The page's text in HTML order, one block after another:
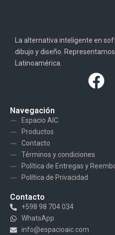
La alternativa inteligente en
dibujo y diseño.
Latinoamérica.
Navegación
Espacio AIC
Productos
Contacto
Términos y condiciones
Política de Entregas y
Política de Privacidad
Contacto
+598 98 704 034
WhatsApp
info@espacioaic.com